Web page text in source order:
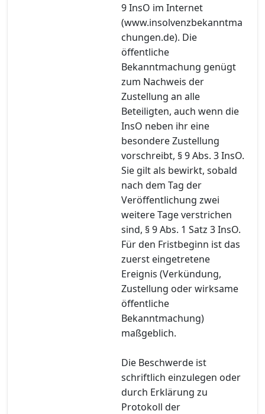
9 InsO im Internet
(www.insolvenzbekanntma
chungen.de). Die
öffentliche
Bekanntmachung genügt
zum Nachweis der
Zustellung an alle
Beteiligten, auch wenn die
InsO neben ihr eine
besondere Zustellung
vorschreibt, § 9 Abs. 3 InsO.
Sie gilt als bewirkt, sobald
nach dem Tag der
Veröffentlichung zwei
weitere Tage verstrichen
sind, § 9 Abs. 1 Satz 3 InsO.
Für den Fristbeginn ist das
zuerst eingetretene
Ereignis (Verkündung,
Zustellung oder wirksame
öffentliche
Bekanntmachung)
maßgeblich.
Die Beschwerde ist
schriftlich einzulegen oder
durch Erklärung zu
Protokoll der